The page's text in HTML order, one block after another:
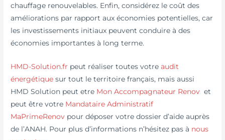
chauffage renouvelables. Enfin, considérez le coût des
améliorations par rapport aux économies potentielles, car
les investissements initiaux peuvent conduire à des
économies importantes à long terme.
HMD-Solution.fr peut réaliser toutes votreaudit
énergétique sur tout le territoire français, mais aussi
HMD Solution peut etre Mon Accompagnateur Renov et
peut être votre Mandataire Administratif
MaPrimeRenov pour déposer votre dossier d’aide auprès
de l’ANAH. Pour plus d’informations n’hésitez pas à nous